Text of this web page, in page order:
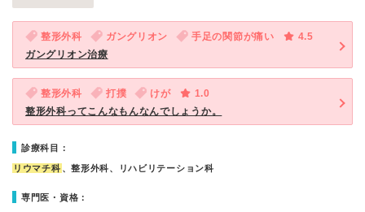
整形外科 ガングリオン 手足の関節が痛い
4.5
ガングリオン治療
整形外科 打撲 けが
1.0
整形外科ってこんなもんなんでしょうか。
診療科目：
リウマチ科 、整形外科、リハビリテーション科
専門医・資格：